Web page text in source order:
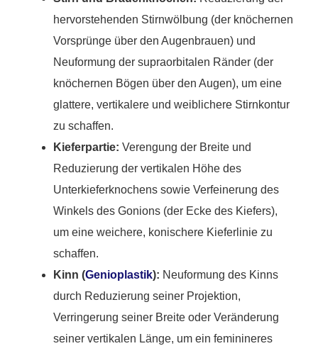
hervorstehenden Stirnwölbung (der knöchernen
Vorsprünge über den Augenbrauen) und
Neuformung der supraorbitalen Ränder (der
knöchernen Bögen über den Augen), um eine
glattere, vertikalere und weiblichere Stirnkontur
zu schaffen.
Kieferpartie: Verengung der Breite und
Reduzierung der vertikalen Höhe des
Unterkieferknochens sowie Verfeinerung des
Winkels des Gonions (der Ecke des Kiefers),
um eine weichere, konischere Kieferlinie zu
schaffen.
Kinn (Genioplastik): Neuformung des Kinns
durch Reduzierung seiner Projektion,
Verringerung seiner Breite oder Veränderung
seiner vertikalen Länge, um ein feminineres